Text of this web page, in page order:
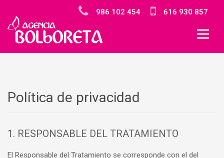
616 930 857
986 102 454
Política de privacidad
1. RESPONSABLE DEL TRATAMIENTO
El Responsable del Tratamiento se corresponde con el del